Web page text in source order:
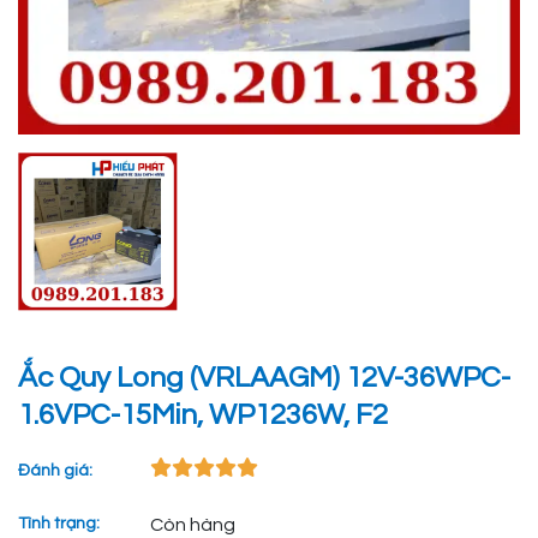
Ắc Quy Long (VRLAAGM) 12V-36WPC-
1.6VPC-15Min, WP1236W, F2
Đánh giá:
Tình trạng: Còn hàng